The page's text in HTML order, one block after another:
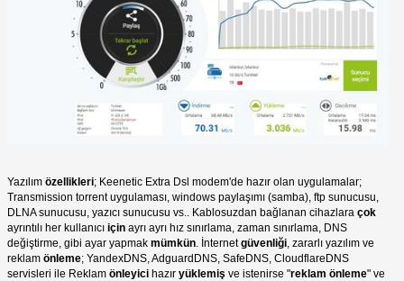
Yazılım özellikleri; Keenetic Extra Dsl modem'de hazır olan uygulamalar;
Transmission torrent uygulaması, windows paylaşımı (samba), ftp sunucusu,
DLNA sunucusu, yazıcı sunucusu vs.. Kablosuzdan bağlanan cihazlara çok
ayrıntılı her kullanıcı için ayrı ayrı hız sınırlama, zaman sınırlama, DNS
değiştirme, gibi ayar yapmak mümkün . İnternetgüvenliği , zararlı yazılım ve
reklam önleme; YandexDNS, AdguardDNS, SafeDNS, CloudflareDNS
servisleri ile Reklam önleyici hazır yüklemiş ve istenirse "reklam önleme" ve